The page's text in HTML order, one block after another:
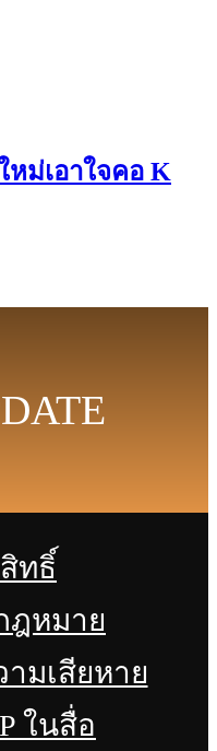
หม่เอาใจคอ K
ทธิ์
ฎหมาย
มเสียหาย
ในสื่อ